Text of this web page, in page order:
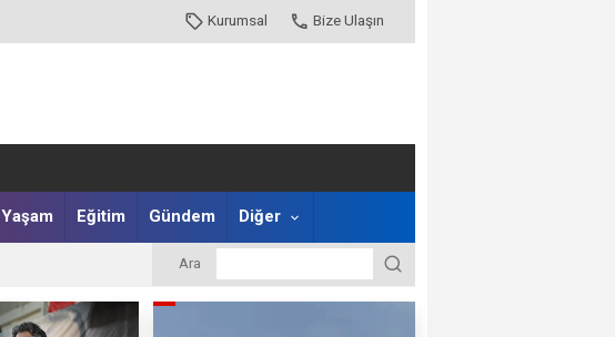
Kurumsal Bize Ulaşın
Yaşam Eğitim Gündem Diğer
Ara